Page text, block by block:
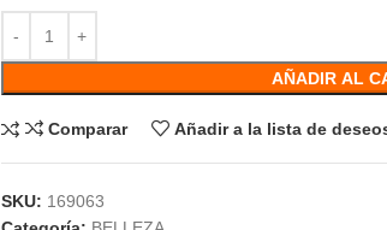
AÑADIR AL
Comparar Añadir a la lista de
SKU: 169063